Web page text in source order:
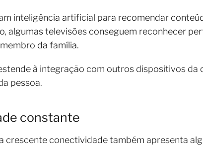
inteligência artificial para recomendar
algumas televisões conseguem reconhecer
da família.
à integração com outros dispositivos da
pessoa.
constante
crescente conectividade também apresenta